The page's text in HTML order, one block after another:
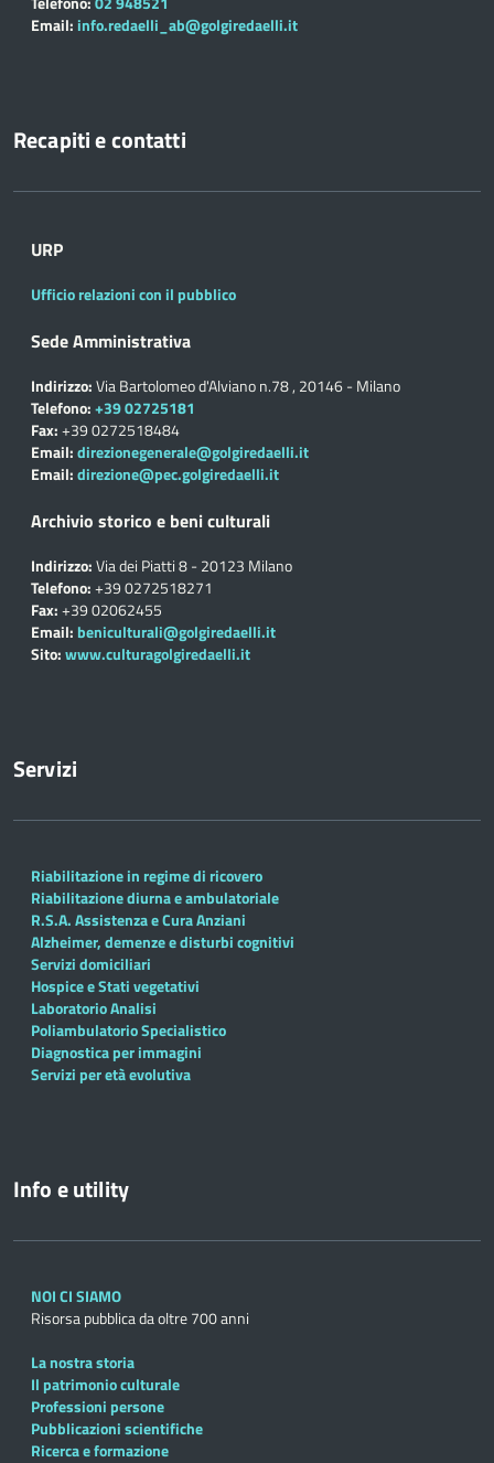
Email: info.redaelli_ab@golgiredaelli.it
Recapiti e contatti
URP
Ufficio relazioni con il pubblico
Sede Amministrativa
Indirizzo:Via Bartolomeo d'Alviano n.78 , 20146 - Milano
Telefono:+39 02725181
Fax:+39 0272518484
Email:direzionegenerale@golgiredaelli.it
Email:direzione@pec.golgiredaelli.it
Archivio storico e beni culturali
Indirizzo:Via dei Piatti 8 - 20123 Milano
Telefono:+39 0272518271
Fax:+39 02062455
Email: beniculturali@golgiredaelli.it
Sito:www.culturagolgiredaelli.it
Servizi
Riabilitazione in regime di ricovero
Riabilitazione diurna e ambulatoriale
R.S.A. Assistenza e Cura Anziani
Alzheimer, demenze e disturbi cognitivi
Servizi domiciliari
Hospice e Stati vegetativi
Laboratorio Analisi
Poliambulatorio Specialistico
Diagnostica per immagini
Servizi per età evolutiva
Info e utility
NOI CI SIAMO
Risorsa pubblica da oltre 700 anni
La nostra storia
Il patrimonio culturale
Professioni persone
Pubblicazioni scientifiche
Ricerca e formazione